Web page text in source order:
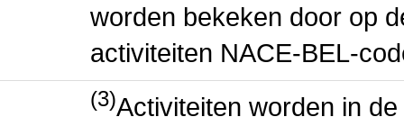
worden bekeken door op
activiteiten NACE-BEL-
(3)Activiteiten worden in